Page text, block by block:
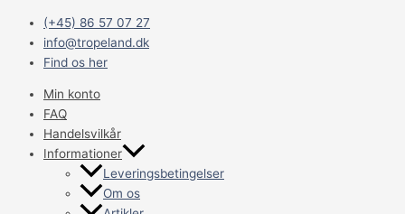
indholdet
(+45) 86 57 07 27
info@tropeland.dk
Find os her
Min konto
FAQ
Handelsvilkår
Informationer
Leveringsbetingelser
Om os
MenuUlla
grøn/grøn
70x42.5x69CM
antal